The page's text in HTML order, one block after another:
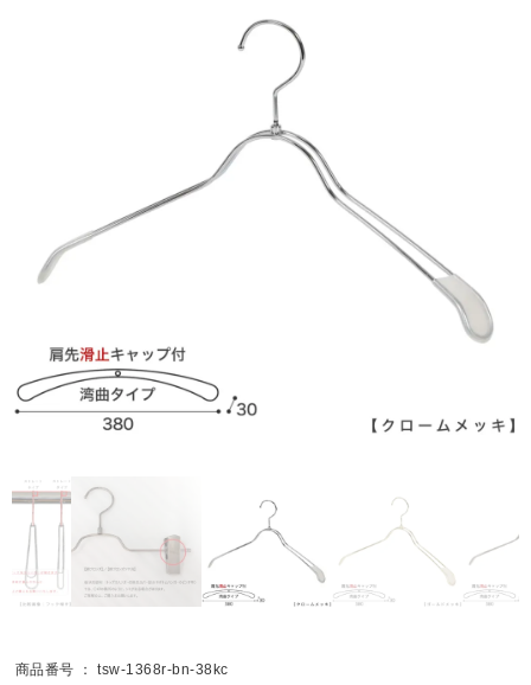
商品番号 ： tsw-1368r-bn-38kc